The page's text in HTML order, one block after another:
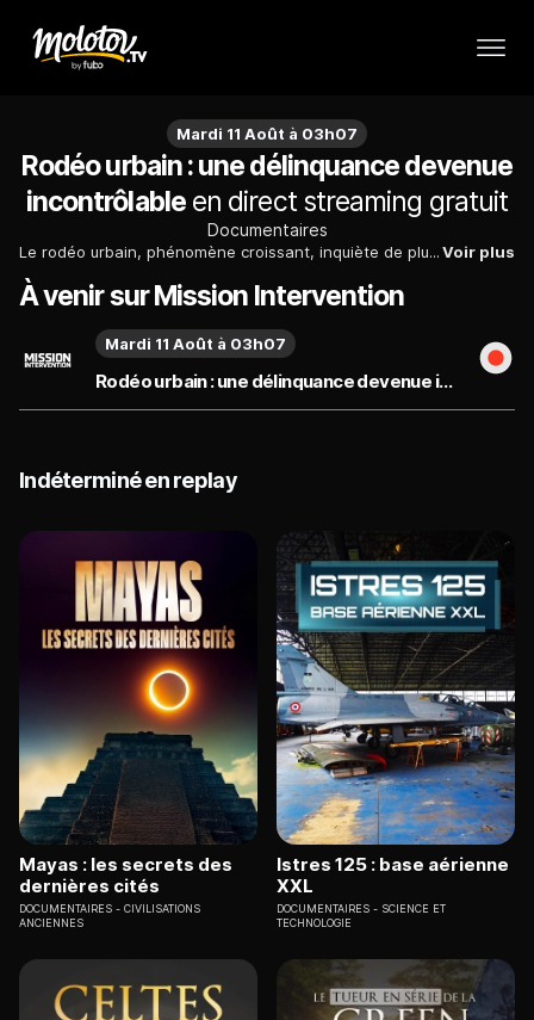
Mardi 11 Août à 03h07
Rodéo urbain : une délinquance devenue
incontrôlableen direct streaming gratuit
Documentaires
Le rodéo urbain, phénomène croissant, inquiète de plus en plus les autorités et les riverains. Ces courses sauvages de motos et de quads, souvent illégales, mettent en danger la sécurité de tous.Voir plus
À venir sur Mission Intervention
Rodéo urbain : une délinquance devenue incontrôlable du mardi 11 août
Mardi 11 Août à 03h07
Indéterminé en replay
Mayas : les secrets des
dernières cités
DOCUMENTAIRES
CIVILISATIONS
ANCIENNES
Istres 125 : base aérienne
XXL
DOCUMENTAIRES
SCIENCE ET
TECHNOLOGIE